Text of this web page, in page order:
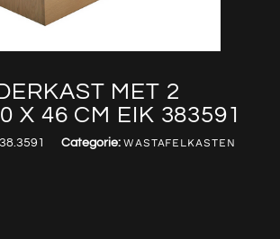
MET 2
X 46 CM EIK 383591
Categorie: WASTAFELKASTEN